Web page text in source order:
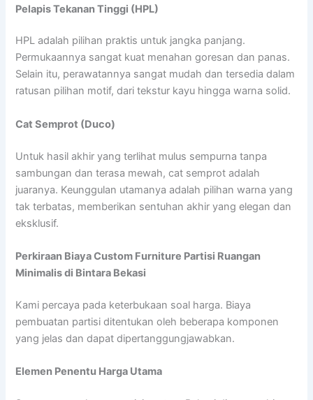
Pelapis Tekanan Tinggi (HPL)
HPL adalah pilihan praktis untuk jangka panjang.
Permukaannya sangat kuat menahan goresan dan panas.
Selain itu, perawatannya sangat mudah dan tersedia dalam
ratusan pilihan motif, dari tekstur kayu hingga warna solid.
Cat Semprot (Duco)
Untuk hasil akhir yang terlihat mulus sempurna tanpa
sambungan dan terasa mewah, cat semprot adalah
juaranya. Keunggulan utamanya adalah pilihan warna yang
tak terbatas, memberikan sentuhan akhir yang elegan dan
eksklusif.
Perkiraan Biaya Custom Furniture Partisi Ruangan
Minimalis di Bintara Bekasi
Kami percaya pada keterbukaan soal harga. Biaya
pembuatan partisi ditentukan oleh beberapa komponen
yang jelas dan dapat dipertanggungjawabkan.
Elemen Penentu Harga Utama